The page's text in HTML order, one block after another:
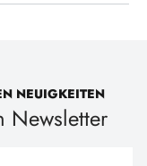
NEUIGKEITEN
Newsletter